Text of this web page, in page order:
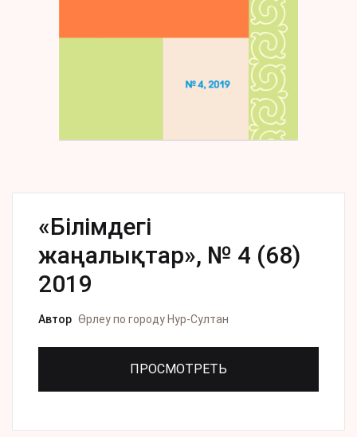
«Білімдегі
жаңалықтар», № 4 (68)
2019
Автор Өрлеу по городу Нур-Султан
ПРОСМОТРЕТЬ